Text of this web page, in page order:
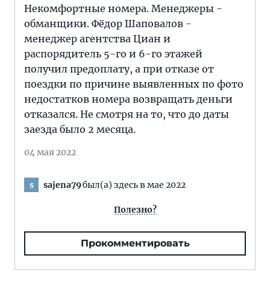
Некомфортные номера. Менеджеры -
обманщики. Фёдор Шаповалов -
менеджер агентства Циан и
распорядитель 5-го и 6-го этажей
получил предоплату, а при отказе от
поездки по причине выявленных по фото
недостатков номера возвращать деньги
отказался. Не смотря на то, что до даты
заезда было 2 месяца.
04 мая 2022
s sajena79был(а) здесь в мае 2022
Полезно?
Прокомментировать